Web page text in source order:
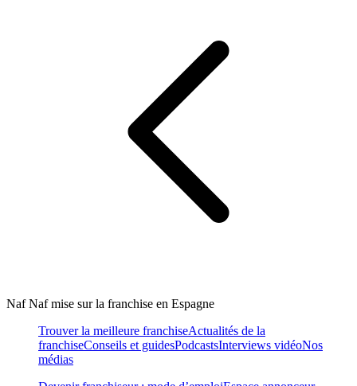
Naf Naf mise sur la franchise en Espagne
Trouver la meilleure franchiseActualités de la
franchiseConseils et guidesPodcastsInterviews vidéoNos
médias